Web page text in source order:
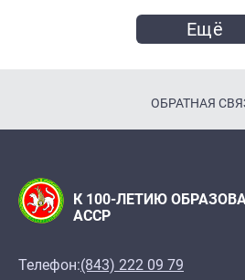
Ещё
ОБРАТНАЯ
К 100-ЛЕТИЮ
АССР
Телефон:(843) 222 09 79